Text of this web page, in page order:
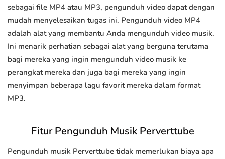
sebagai file MP4 atau MP3, pengunduh video dapat dengan
mudah menyelesaikan tugas ini. Pengunduh video MP4
adalah alat yang membantu Anda mengunduh video musik.
Ini menarik perhatian sebagai alat yang berguna terutama
bagi mereka yang ingin mengunduh video musik ke
perangkat mereka dan juga bagi mereka yang ingin
menyimpan beberapa lagu favorit mereka dalam format
MP3.
Fitur Pengunduh Musik Perverttube
Pengunduh musik Perverttube tidak memerlukan biaya apa